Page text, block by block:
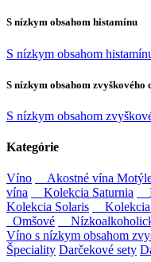
S nízkym obsahom histamínu
S nízkym obsahom
S nízkym obsahom zvyškového
S nízkym obsahom
Kategórie
Víno Akostné vína
vína
Kolekcia Saturnia
Kolekcia Solaris
Kolekcia
Omšové
Víno s nízkym obsahom
Špeciality Darčekové sety